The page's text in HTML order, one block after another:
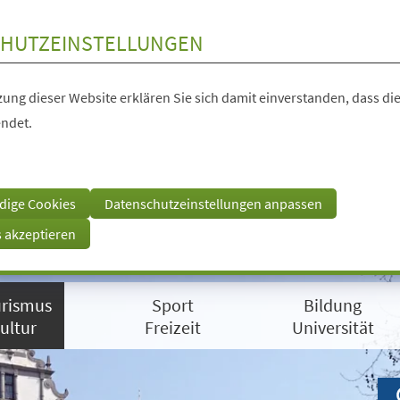
dieser Website erklären Sie sich damit einverstanden, dass
Cookies
Datenschutzeinstellungen anpassen
akzeptieren
Sport
Freizeit
Bildung
Universität